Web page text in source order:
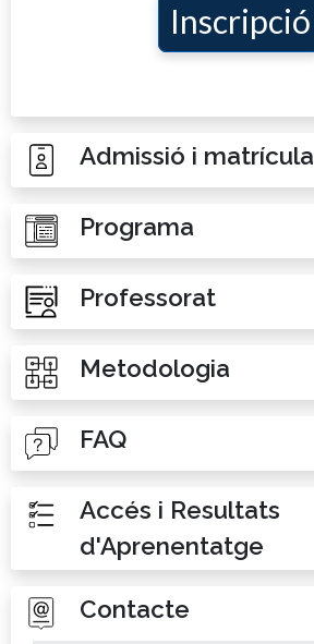
Inscripció
Admissió i matrícula
Programa
Professorat
Metodologia
FAQ
Accés i Resultats
d'Aprenentatge
Contacte